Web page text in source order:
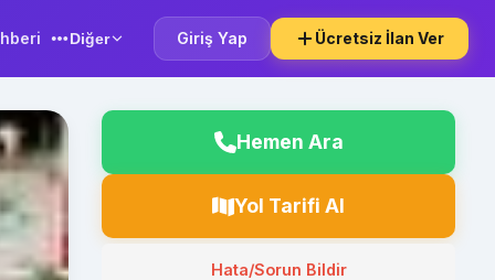
Diğer Giriş Yap Ücretsiz İlan Ver
Hemen Ara
Yol Tarifi Al
Hata/Sorun Bildir